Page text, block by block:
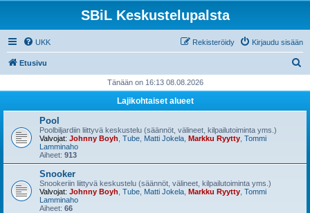
SBiL Keskustelupalsta
UKK Kirjaudu sisään
Rekisteröidy
Etusivu
i
Tänään on 16:13 08.08.2026
Lajikohtaiset alueet
Pool
Poolbiljardiin liittyvä keskustelu (säännöt, välineet, kilpailutoiminta yms.)
Valvojat: Johnny Boyh Tube Matti Jokela Markku Ryytty Tommi
Lamminaho
Aiheet: 913
Snooker
Snookeriin liittyvä keskustelu (säännöt, välineet, kilpailutoiminta yms.)
Valvojat: Johnny Boyh Tube Matti Jokela Markku Ryytty Tommi
Lamminaho
Aiheet: 66